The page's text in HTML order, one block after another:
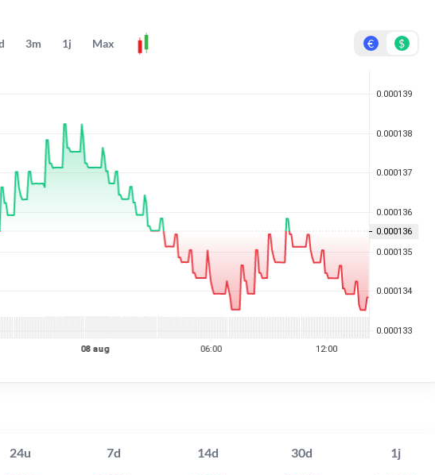
3m 1j Max € $
24u 7d 14d 30d
1j